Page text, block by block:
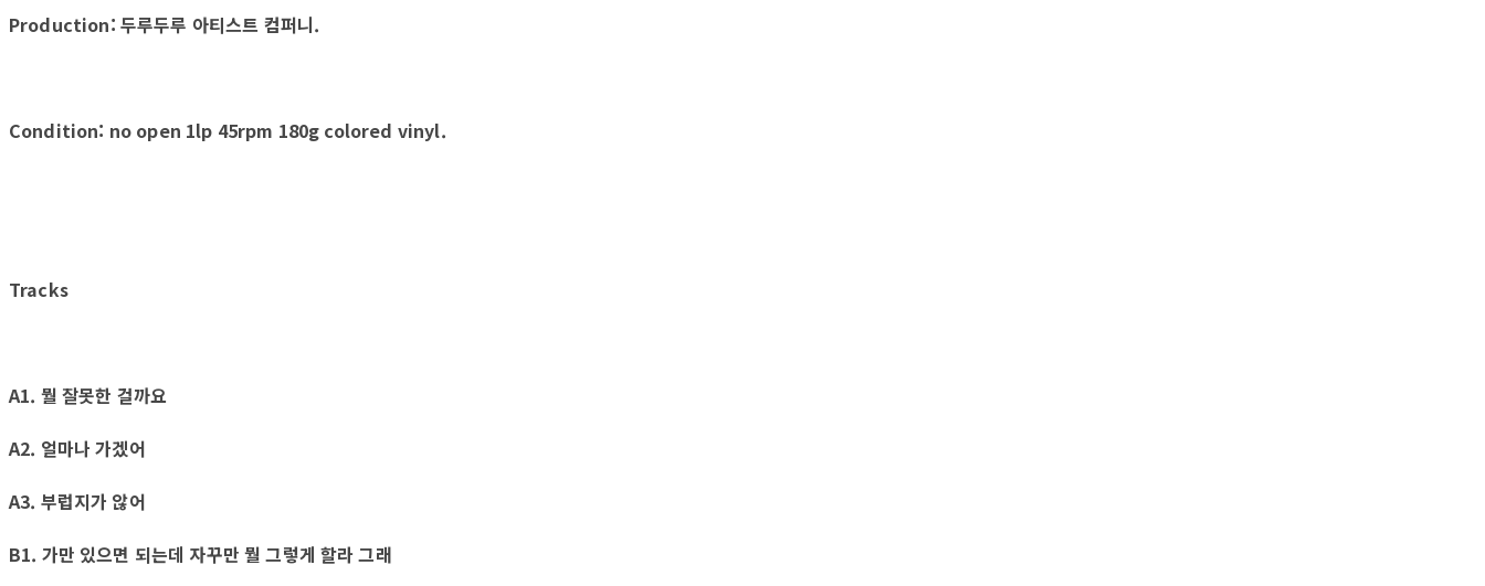
Production: 두루두루 아티스트 컴퍼니.
Condition: no open 1lp 45rpm 180g colored vinyl.
Tracks
A1. 뭘 잘못한 걸까요
A2. 얼마나 가겠어
A3. 부럽지가 않어
B1. 가만 있으면 되는데 자꾸만 뭘 그렇게 할라 그래